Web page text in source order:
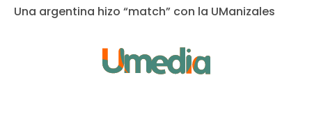
Una argentina hizo “match” con la UManizales